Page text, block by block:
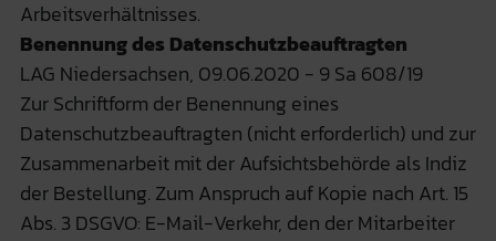
Arbeitsverhältnisses.
Benennung des Datenschutzbeauftragten
LAG Niedersachsen, 09.06.2020 - 9 Sa 608/19
Zur Schriftform der Benennung eines
Datenschutzbeauftragten (nicht erforderlich) und zur
Zusammenarbeit mit der Aufsichtsbehörde als Indiz
der Bestellung. Zum Anspruch auf Kopie nach Art. 15
Abs. 3 DSGVO: E-Mail-Verkehr, den der Mitarbeiter